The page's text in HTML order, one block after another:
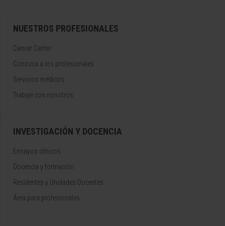
NUESTROS PROFESIONALES
Cancer Center
Conozca a los profesionales
Servicios médicos
Trabaje con nosotros
INVESTIGACIÓN Y DOCENCIA
Ensayos clínicos
Docencia y formación
Residentes y Unidades Docentes
Área para profesionales